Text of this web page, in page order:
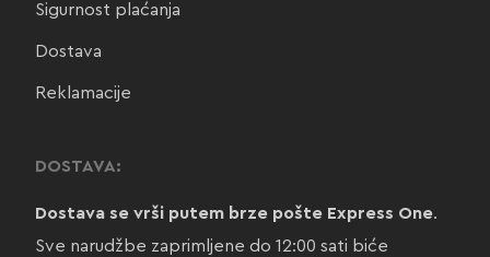
Sigurnost plaćanja
Dostava
Reklamacije
DOSTAVA:
Dostava se vrši putem brze pošte Express One.
Sve narudžbe zaprimljene do 12:00 sati biće